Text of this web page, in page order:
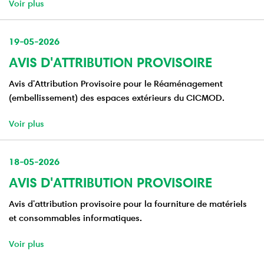
Voir plus
19-05-2026
AVIS D'ATTRIBUTION PROVISOIRE
Avis d'Attribution Provisoire pour le Réaménagement
(embellissement) des espaces extérieurs du CICMOD.
Voir plus
18-05-2026
AVIS D'ATTRIBUTION PROVISOIRE
Avis d'attribution provisoire pour la fourniture de matériels
et consommables informatiques.
Voir plus